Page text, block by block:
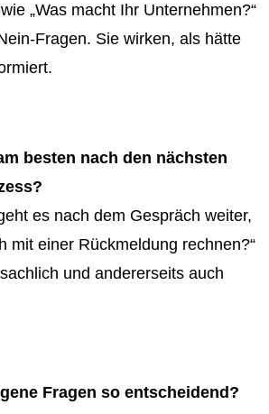
„Was macht Ihr Unternehmen?“
Fragen. Sie wirken, als hätte
besten nach den nächsten
es nach dem Gespräch weiter,
mit einer Rückmeldung rechnen?“
und andererseits auch
Fragen so entscheidend?